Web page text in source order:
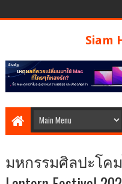
Siam
มหกรรมศิลปะโคม